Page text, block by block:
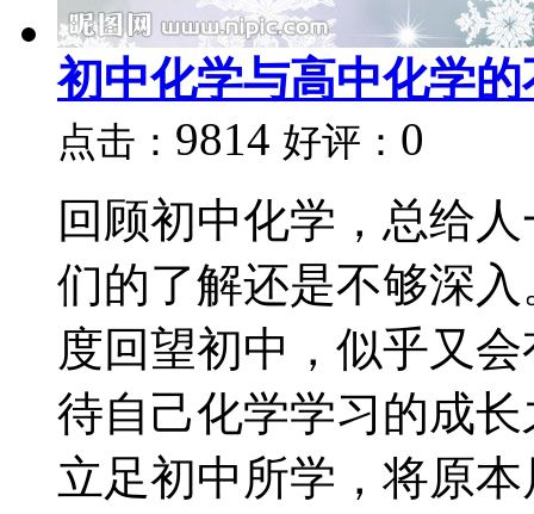
初中化学与高中化学的
点击： 9814 好评： 0
回顾初中化学，总给
们的了解还是不够深
度回望初中，似乎又
待自己化学学习的成
立足初中所学，将原